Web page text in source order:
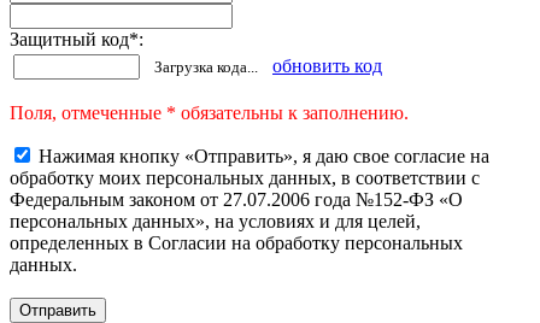
Защитный код*:
Загрузка кода... обновить код
Поля, отмеченные * обязательны к заполнению.
Нажимая кнопку «Отправить», я даю свое согласие на
обработку моих персональных данных, в соответствии с
Федеральным законом от 27.07.2006 года №152-ФЗ «О
персональных данных», на условиях и для целей,
определенных в Согласии на обработку персональных
данных.